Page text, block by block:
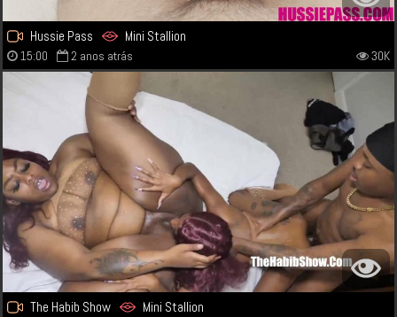
Hussie Pass Mini Stallion
15:00 2 anos atrás 30K
The Habib Show Mini Stallion